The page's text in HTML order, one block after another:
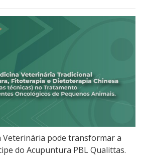
Veterinária pode transformar a
do Acupuntura PBL Qualittas.